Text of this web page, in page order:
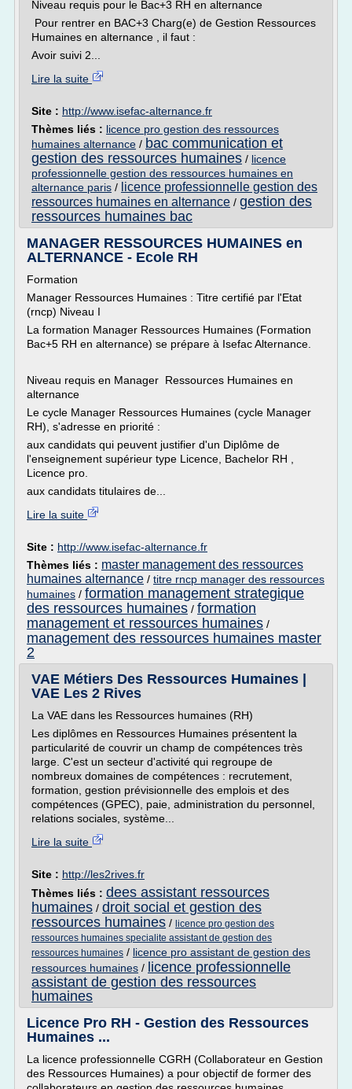
Niveau requis pour le Bac+3 RH en alternance
Pour rentrer en BAC+3 Charg(e) de Gestion Ressources
Humaines en alternance , il faut :
Avoir suivi 2...
Lire la suite
Site : http://www.isefac-alternance.fr
Thèmes liés : licence pro gestion des ressources
humaines alternance / bac communication et
gestion des ressources humaines / licence
professionnelle gestion des ressources humaines en
alternance paris / licence professionnelle gestion des
ressources humaines en alternance / gestion des
ressources humaines bac
MANAGER RESSOURCES HUMAINES en
ALTERNANCE - Ecole RH
Formation
Manager Ressources Humaines : Titre certifié par l'Etat
(rncp) Niveau I
La formation Manager Ressources Humaines (Formation
Bac+5 RH en alternance) se prépare à Isefac Alternance.
Niveau requis en Manager Ressources Humaines en
alternance
Le cycle Manager Ressources Humaines (cycle Manager
RH), s'adresse en priorité :
aux candidats qui peuvent justifier d'un Diplôme de
l'enseignement supérieur type Licence, Bachelor RH ,
Licence pro.
aux candidats titulaires de...
Lire la suite
Site : http://www.isefac-alternance.fr
Thèmes liés : master management des ressources
humaines alternance / titre rncp manager des ressources
humaines / formation management strategique
des ressources humaines / formation
management et ressources humaines /
management des ressources humaines master
2
VAE Métiers Des Ressources Humaines |
VAE Les 2 Rives
La VAE dans les Ressources humaines (RH)
Les diplômes en Ressources Humaines présentent la
particularité de couvrir un champ de compétences très
large. C'est un secteur d'activité qui regroupe de
nombreux domaines de compétences : recrutement,
formation, gestion prévisionnelle des emplois et des
compétences (GPEC), paie, administration du personnel,
relations sociales, système...
Lire la suite
Site : http://les2rives.fr
Thèmes liés : dees assistant ressources
humaines / droit social et gestion des
ressources humaines / licence pro gestion des
ressources humaines specialite assistant de gestion des
ressources humaines / licence pro assistant de gestion des
ressources humaines / licence professionnelle
assistant de gestion des ressources
humaines
Licence Pro RH - Gestion des Ressources
Humaines ...
La licence professionnelle CGRH (Collaborateur en Gestion
des Ressources Humaines) a pour objectif de former des